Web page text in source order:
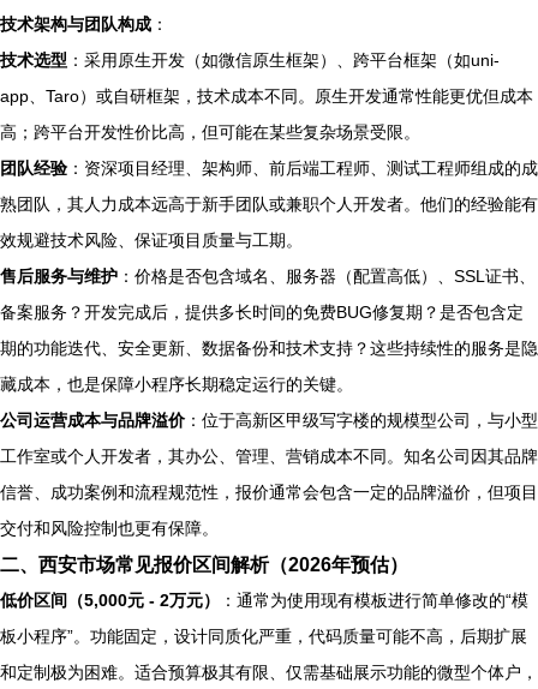
技术架构与团队构成 ：
技术选型 ：采用原生开发（如微信原生框架）、跨平台框架（如uni-
app、Taro）或自研框架，技术成本不同。原生开发通常性能更优但成本
高；跨平台开发性价比高，但可能在某些复杂场景受限。
团队经验 ：资深项目经理、架构师、前后端工程师、测试工程师组成的成
熟团队，其人力成本远高于新手团队或兼职个人开发者。他们的经验能有
效规避技术风险、保证项目质量与工期。
售后服务与维护 ：价格是否包含域名、服务器（配置高低）、SSL证书、
备案服务？开发完成后，提供多长时间的免费BUG修复期？是否包含定
期的功能迭代、安全更新、数据备份和技术支持？这些持续性的服务是隐
藏成本，也是保障小程序长期稳定运行的关键。
公司运营成本与品牌溢价：位于高新区甲级写字楼的规模型公司，与小型
工作室或个人开发者，其办公、管理、营销成本不同。知名公司因其品牌
信誉、成功案例和流程规范性，报价通常会包含一定的品牌溢价，但项目
交付和风险控制也更有保障。
二、西安市场常见报价区间解析（2026年预估）
低价区间（5,000元 - 2万元）
：通常为使用现有模板进行简单修改的“模
板小程序”。功能固定，设计同质化严重，代码质量可能不高，后期扩展
和定制极为困难。适合预算极其有限、仅需基础展示功能的微型个体户，